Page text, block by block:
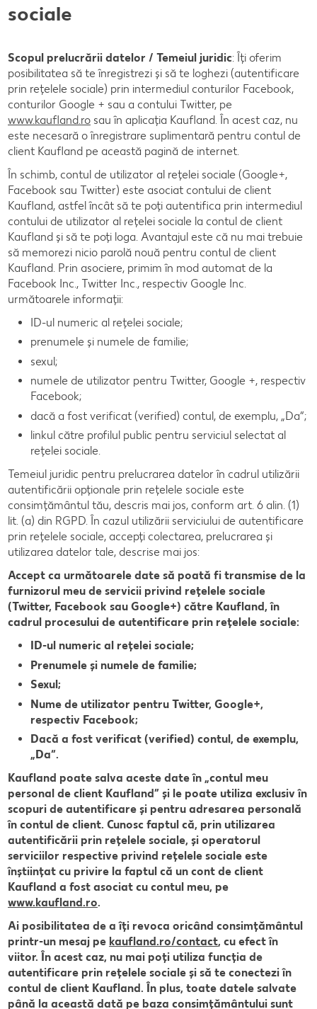
sociale
Scopul prelucrării datelor / Temeiul juridic: Îți oferim
posibilitatea să te înregistrezi și să te loghezi (autentificare
prin rețelele sociale) prin intermediul conturilor Facebook,
conturilor Google + sau a contului Twitter, pe
www.kaufland.ro sau în aplicația Kaufland. În acest caz, nu
este necesară o înregistrare suplimentară pentru contul de
client Kaufland pe această pagină de internet.
În schimb, contul de utilizator al rețelei sociale (Google+,
Facebook sau Twitter) este asociat contului de client
Kaufland, astfel încât să te poți autentifica prin intermediul
contului de utilizator al rețelei sociale la contul de client
Kaufland și să te poți loga. Avantajul este că nu mai trebuie
să memorezi nicio parolă nouă pentru contul de client
Kaufland. Prin asociere, primim în mod automat de la
Facebook Inc., Twitter Inc., respectiv Google Inc.
următoarele informații:
ID-ul numeric al rețelei sociale;
prenumele și numele de familie;
sexul;
numele de utilizator pentru Twitter, Google +, respectiv
Facebook;
dacă a fost verificat (verified) contul, de exemplu, „Da“;
linkul către profilul public pentru serviciul selectat al
rețelei sociale.
Temeiul juridic pentru prelucrarea datelor în cadrul utilizării
autentificării opționale prin rețelele sociale este
consimțământul tău, descris mai jos, conform art. 6 alin. (1)
lit. (a) din RGPD. În cazul utilizării serviciului de autentificare
prin rețelele sociale, accepți colectarea, prelucrarea și
utilizarea datelor tale, descrise mai jos:
Accept ca următoarele date să poată fi transmise de la
furnizorul meu de servicii privind rețelele sociale
(Twitter, Facebook sau Google+) către Kaufland, în
cadrul procesului de autentificare prin rețelele sociale:
ID-ul numeric al rețelei sociale;
Prenumele și numele de familie;
Sexul;
Nume de utilizator pentru Twitter, Google+,
respectiv Facebook;
Dacă a fost verificat (verified) contul, de exemplu,
„Da“.
Kaufland poate salva aceste date în „contul meu
personal de client Kaufland” și le poate utiliza exclusiv în
scopuri de autentificare și pentru adresarea personală
în contul de client. Cunosc faptul că, prin utilizarea
autentificării prin rețelele sociale, și operatorul
serviciilor respective privind rețelele sociale este
înștiințat cu privire la faptul că un cont de client
Kaufland a fost asociat cu contul meu, pe
www.kaufland.ro.
Ai posibilitatea de a îți revoca oricând consimțământul
printr-un mesaj pe kaufland.ro/contact, cu efect în
viitor. În acest caz, nu mai poți utiliza funcția de
autentificare prin rețelele sociale și să te conectezi în
contul de client Kaufland. În plus, toate datele salvate
până la această dată pe baza consimțământului sunt